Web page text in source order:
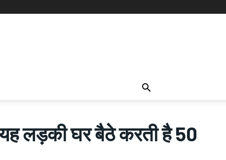
लड़की घर बैठे करती है 50